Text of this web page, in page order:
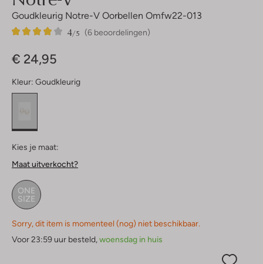
Goudkleurig Notre-V Oorbellen Omfw22-013
(6 beoordelingen)
4/5
6
4
€ 24,95
Kleur: Goudkleurig
Kies je maat:
Maat uitverkocht?
ONE
SIZE
Sorry, dit item is momenteel (nog) niet beschikbaar.
Voor 23:59 uur besteld,woensdag in huis